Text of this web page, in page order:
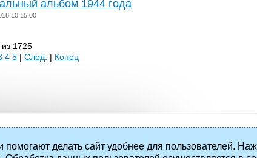
альбом 1944 года
10:15:00
1725
4 5 | След. | Конец
делать сайт удобнее для пользователей.